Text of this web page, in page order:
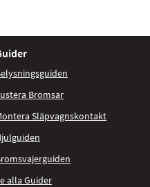
Bromsar
Släpvagnskontakt
alla Guider